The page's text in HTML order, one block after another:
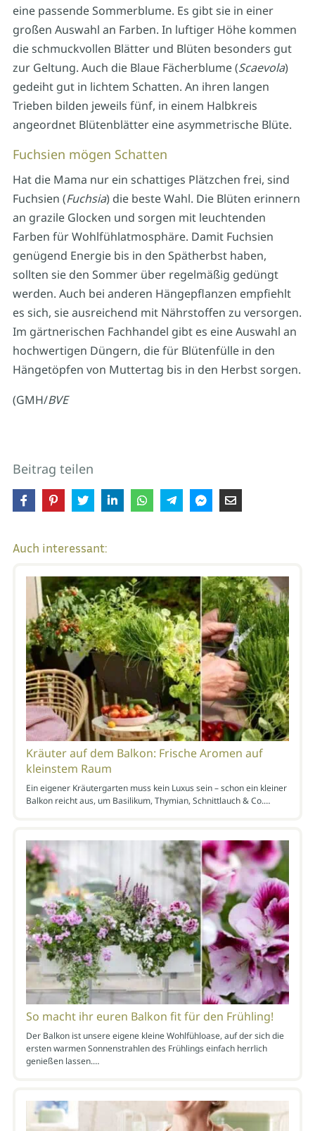
eine passende Sommerblume. Es gibt sie in einer
großen Auswahl an Farben. In luftiger Höhe kommen
die schmuckvollen Blätter und Blüten besonders gut
zur Geltung. Auch die Blaue Fächerblume (Scaevola)
gedeiht gut in lichtem Schatten. An ihren langen
Trieben bilden jeweils fünf, in einem Halbkreis
angeordnet Blütenblätter eine asymmetrische Blüte.
Fuchsien mögen Schatten
Hat die Mama nur ein schattiges Plätzchen frei, sind
Fuchsien (Fuchsia) die beste Wahl. Die Blüten erinnern
an grazile Glocken und sorgen mit leuchtenden
Farben für Wohlfühlatmosphäre. Damit Fuchsien
genügend Energie bis in den Spätherbst haben,
sollten sie den Sommer über regelmäßig gedüngt
werden. Auch bei anderen Hängepflanzen empfiehlt
es sich, sie ausreichend mit Nährstoffen zu versorgen.
Im gärtnerischen Fachhandel gibt es eine Auswahl an
hochwertigen Düngern, die für Blütenfülle in den
Hängetöpfen von Muttertag bis in den Herbst sorgen.
(GMH/BVE
Beitrag teilen
Auch interessant:
Kräuter auf dem Balkon: Frische Aromen auf
kleinstem Raum
Ein eigener Kräutergarten muss kein Luxus sein – schon ein kleiner
Balkon reicht aus, um Basilikum, Thymian, Schnittlauch & Co.…
So macht ihr euren Balkon fit für den Frühling!
Der Balkon ist unsere eigene kleine Wohlfühloase, auf der sich die
ersten warmen Sonnenstrahlen des Frühlings einfach herrlich
genießen lassen.…